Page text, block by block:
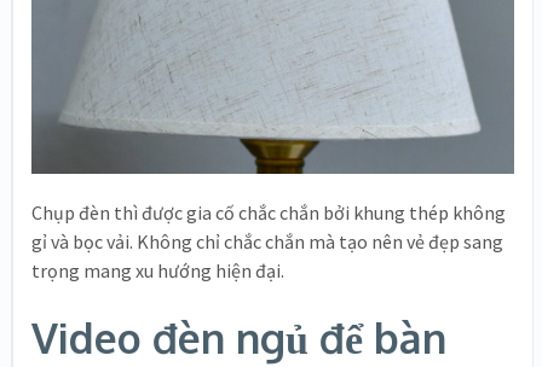
Chụp đèn thì được gia cố chắc chắn bởi khung thép không
gỉ và bọc vải. Không chỉ chắc chắn mà tạo nên vẻ đẹp sang
trọng mang xu hướng hiện đại.
Video đèn ngủ để bàn